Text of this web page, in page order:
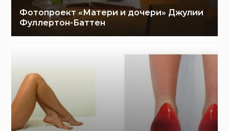
Фотопроект «Матери и дочери» Джулии
Фуллертон-Баттен